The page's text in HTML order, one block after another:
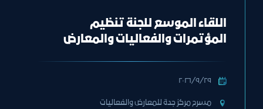
اللقاء الموسع للجنة تنظيم
المؤتمرات والفعاليات والمعارض
٢٩‏/٩‏/٢٠٢٦
مسرح مركز جدة للمعارض والفعاليات